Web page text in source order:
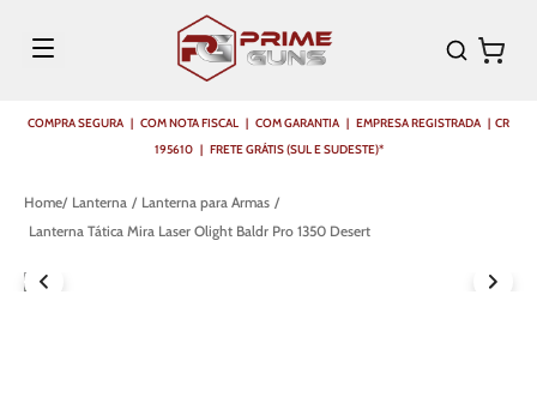
COMPRA SEGURA | COM NOTA FISCAL | COM GARANTIA | EMPRESA REGISTRADA | CR
195610 | FRETE GRÁTIS (SUL E SUDESTE)*
Lanterna
Lanterna para Armas
Lanterna Tática Mira Laser Olight Baldr Pro 1350 Desert